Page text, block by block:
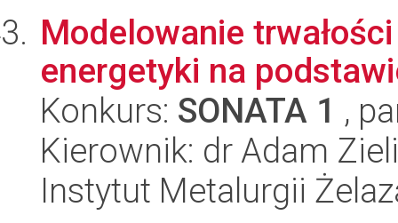
Modelowanie
energetyki na
Konkurs: SONATA 1 ,
Kierownik: dr Adam
Instytut Metalurgii